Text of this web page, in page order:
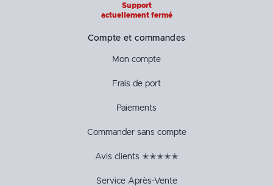
Support
actuellement fermé
Compte et commandes
Mon compte
Frais de port
Paiements
Commander sans compte
Avis clients ✭✭✭✭✭
Service Après-Vente